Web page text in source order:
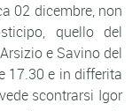
02 dicembre, non
quello del
e Savino del
17.30 e in differita
scontrarsi Igor